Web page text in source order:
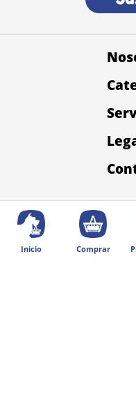
Inicio Comprar